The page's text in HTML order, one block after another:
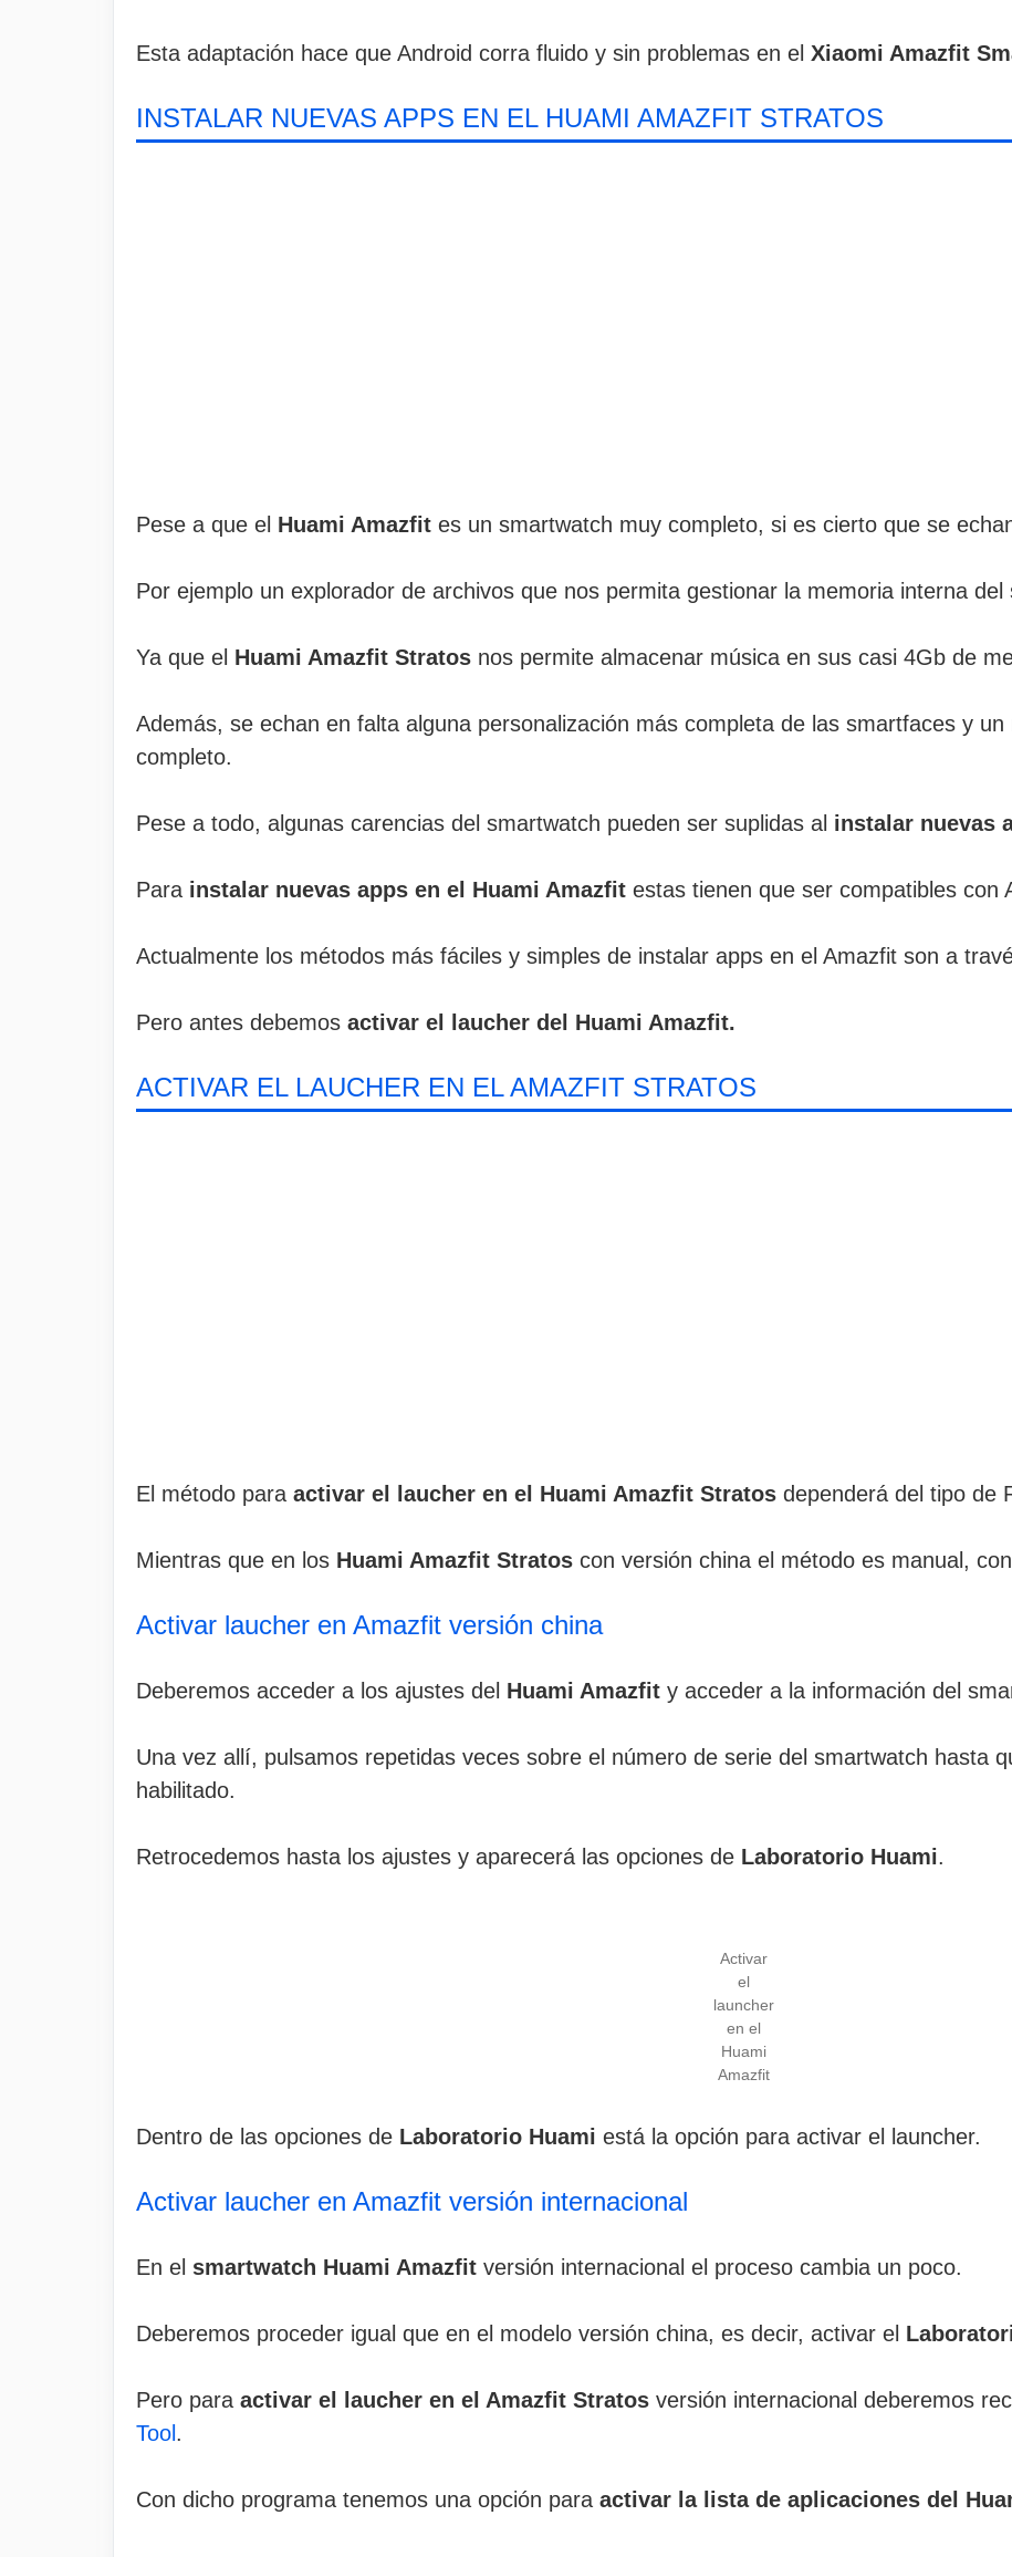
Esta adaptación hace que Android corra fluido y sin problemas en el Xiaomi Amazfit
INSTALAR NUEVAS APPS EN EL HUAMI AMAZFIT STRATOS
Pese a que el Huami Amazfit es un smartwatch muy completo, si es cierto que se
Por ejemplo un explorador de archivos que nos permita gestionar la memoria interna del
Ya que el Huami Amazfit Stratos nos permite almacenar música en sus casi 4Gb de
Además, se echan en falta alguna personalización más completa de las smartfaces y
completo.
Pese a todo, algunas carencias del smartwatch pueden ser suplidas al instalar nuevas
Para instalar nuevas apps en el Huami Amazfit estas tienen que ser compatibles con
Actualmente los métodos más fáciles y simples de instalar apps en el Amazfit son a
Pero antes debemos activar el laucher del Huami Amazfit.
ACTIVAR EL LAUCHER EN EL AMAZFIT STRATOS
El método para activar el laucher en el Huami Amazfit Stratos dependerá del tipo de
Mientras que en los Huami Amazfit Stratos con versión china el método es manual,
Activar laucher en Amazfit versión china
Deberemos acceder a los ajustes del Huami Amazfit y acceder a la información del
Una vez allí, pulsamos repetidas veces sobre el número de serie del smartwatch hasta
habilitado.
Retrocedemos hasta los ajustes y aparecerá las opciones de Laboratorio Huami.
Activar
el
launcher
en el
Huami
Amazfit
Dentro de las opciones de Laboratorio Huami está la opción para activar el launcher.
Activar laucher en Amazfit versión internacional
En el smartwatch Huami Amazfit versión internacional el proceso cambia un poco.
Deberemos proceder igual que en el modelo versión china, es decir, activar el
Pero para activar el laucher en el Amazfit Stratos versión internacional deberemos
Tool .
Con dicho programa tenemos una opción para activar la lista de aplicaciones del